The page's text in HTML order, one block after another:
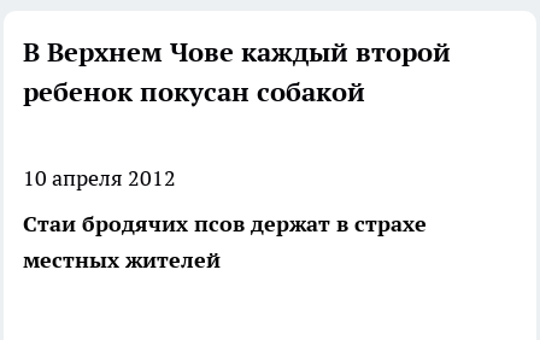
В Верхнем Чове каждый второй
ребенок покусан собакой
10 апреля 2012
Стаи бродячих псов держат в страхе
местных жителей